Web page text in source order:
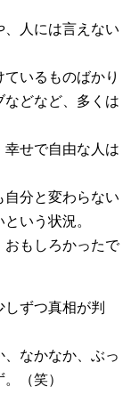
、人には言えない
いるものばかり
などなど、多くは
幸せで自由な人は
自分と変わらない
いう状況。
おもしろかったで
ずつ真相が判
なかなか、ぶっ
（笑）